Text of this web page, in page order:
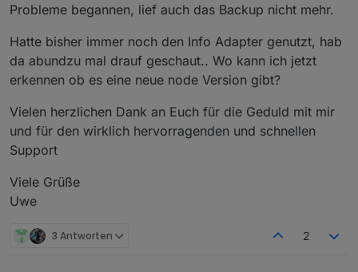
Probleme begannen, lief auch das Backup nicht mehr.
Hatte bisher immer noch den Info Adapter genutzt, hab
da abundzu mal drauf geschaut.. Wo kann ich jetzt
erkennen ob es eine neue node Version gibt?
Vielen herzlichen Dank an Euch für die Geduld mit mir
und für den wirklich hervorragenden und schnellen
Support
Viele Grüße
Uwe
3 Antworten 2